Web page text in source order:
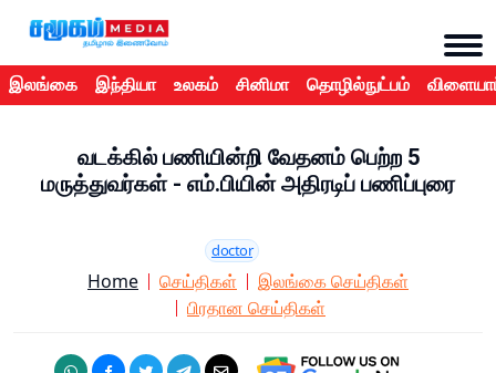
இலங்கை இந்தியா உலகம் சினிமா தொழில்நுட்பம்
வடக்கில் பணியின்றி வேதனம் பெற்ற 5
மருத்துவர்கள் - எம்.பியின் அதிரடிப் பணிப்புரை
doctor
Home செய்திகள்
இலங்கை செய்திகள்
பிரதான செய்திகள்